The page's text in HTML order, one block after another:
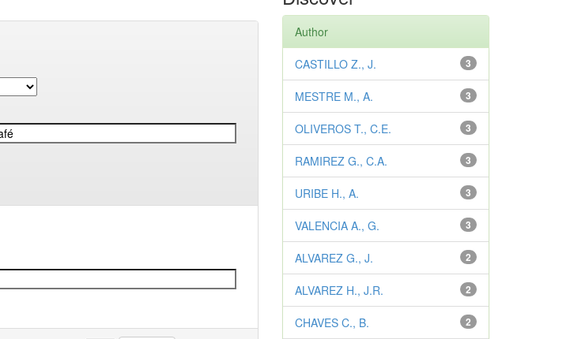
Author
3
CASTILLO Z., J.
3
MESTRE M., A.
3
OLIVEROS T., C.E.
3
RAMIREZ G., C.A.
3
URIBE H., A.
3
VALENCIA A., G.
2
ALVAREZ G., J.
2
ALVAREZ H., J.R.
2
CHAVES C., B.